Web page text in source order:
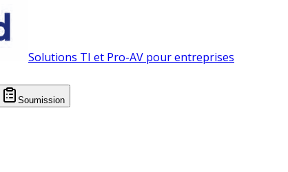
Solutions TI et Pro-AV pour entreprises
Soumission